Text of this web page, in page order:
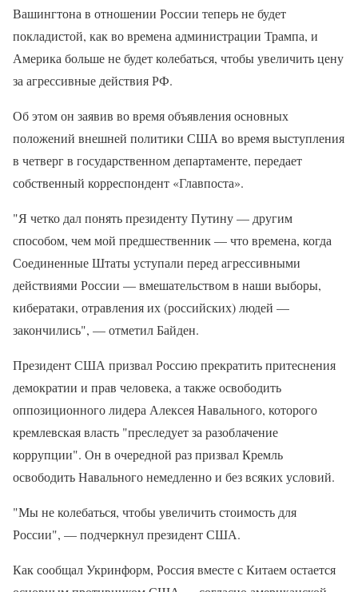
Вашингтона в отношении России теперь не будет
покладистой, как во времена администрации Трампа, и
Америка больше не будет колебаться, чтобы увеличить цену
за агрессивные действия РФ.
Об этом он заявив во время объявления основных
положений внешней политики США во время выступления
в четверг в государственном департаменте, передает
собственный корреспондент «Главпоста».
"Я четко дал понять президенту Путину — другим
способом, чем мой предшественник — что времена, когда
Соединенные Штаты уступали перед агрессивными
действиями России — вмешательством в наши выборы,
кибератаки, отравления их (российских) людей —
закончились", — отметил Байден.
Президент США призвал Россию прекратить притеснения
демократии и прав человека, а также освободить
оппозиционного лидера Алексея Навального, которого
кремлевская власть "преследует за разоблачение
коррупции". Он в очередной раз призвал Кремль
освободить Навального немедленно и без всяких условий.
"Мы не колебаться, чтобы увеличить стоимость для
России", — подчеркнул президент США.
Как сообщал Укринформ, Россия вместе с Китаем остается